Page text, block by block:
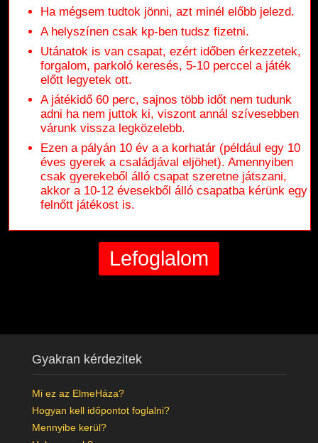
Ha mégsem tudtok jönni, azt minél előbb jelezd.
A helyszínen csak kp-ben tudsz fizetni.
Utánatok is van csapat, ezért időben érkezzetek,
forgalom, parkoló keresés, 5-10 perccel a játék
előtt legyetek ott.
A játékidő 60 perc, sajnos több időt nem tudunk
adni ha nem juttok ki, viszont annál szívesebben
várunk vissza legközelebb.
Ezen a pályán 10 év a a korhatár (például egy 10
éves gyerek a családjával eljöhet). Amennyiben
csak gyerekeből álló csapat szeretne játszani,
akkor a 10-12 évesekből álló csapatba kérünk egy
felnőtt játékost is.
Gyakran kérdezitek
Mi ez az ElmeHáza?
Hogyan kell időpontot foglalni?
Mennyibe kerül?